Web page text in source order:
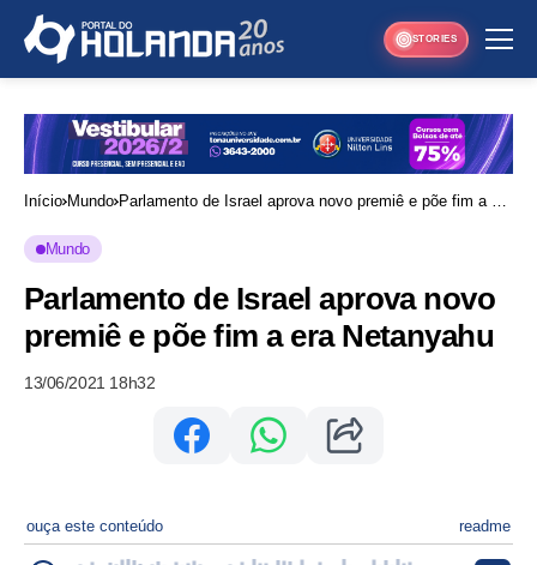
STORIES
Início Mundo Parlamento de Israel aprova novo premiê e põe fim a era
Mundo
Parlamento de Israel aprova novo
premiê e põe fim a era Netanyahu
13/06/2021 18h32
ouça este conteúdo readme